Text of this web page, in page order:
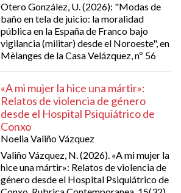
Otero González, U. (2026): "Modas de
baño en tela de juicio: la moralidad
pública en la España de Franco bajo
vigilancia (militar) desde el Noroeste", en
Mèlanges de la Casa Velázquez, nº 56
«A mi mujer la hice una mártir»:
Relatos de violencia de género
desde el Hospital Psiquiátrico de
Conxo
Noelia Valiño Vázquez
Valiño Vázquez, N. (2026). «A mi mujer la
hice una mártir»: Relatos de violencia de
género desde el Hospital Psiquiátrico de